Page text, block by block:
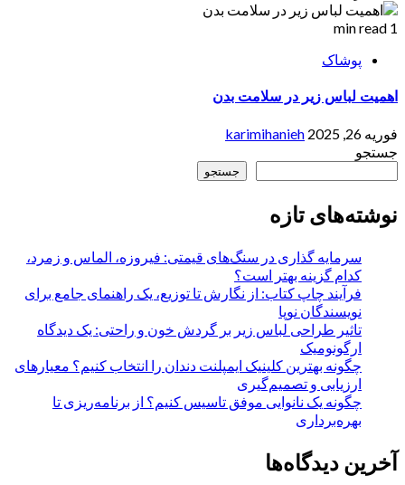
1 min read
پوشاک
اهمیت لباس زیر در سلامت بدن
فوریه 26, 2025
karimihanieh
جستجو
جستجو
نوشته‌های تازه
سرمایه گذاری در سنگ‌های قیمتی: فیروزه، الماس و زمرد،
کدام گزینه بهتر است؟
فرآیند چاپ کتاب: از نگارش تا توزیع، یک راهنمای جامع برای
نویسندگان نوپا
تاثیر طراحی لباس زیر بر گردش خون و راحتی: یک دیدگاه
ارگونومیک
چگونه بهترین کلینیک ایمپلنت دندان را انتخاب کنیم؟ معیارهای
ارزیابی و تصمیم‌گیری
چگونه یک نانوایی موفق تاسیس کنیم؟ از برنامه‌ریزی تا
بهره‌برداری
آخرین دیدگاه‌ها